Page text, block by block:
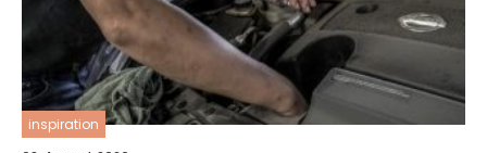
inspiration